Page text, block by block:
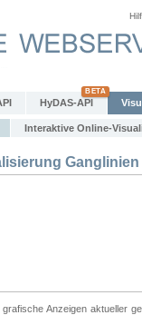
HyDAS-API
Interaktive Online-
Ganglinien
Anzeigen